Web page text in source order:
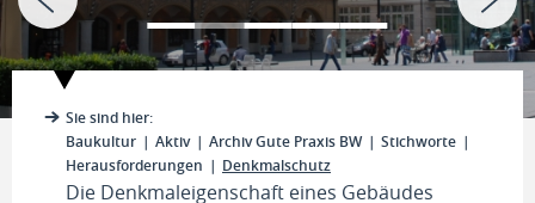
Sie sind hier:
Baukultur
Aktiv Archiv Gute Praxis BW
Stichworte
Herausforderungen
Denkmalschutz
Die Denkmaleigenschaft eines Gebäudes